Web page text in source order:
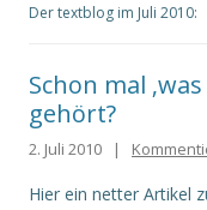
Der textblog im Juli 2010:
Schon mal
gehört?
2. Juli 2010 |
Hier ein netter Artikel